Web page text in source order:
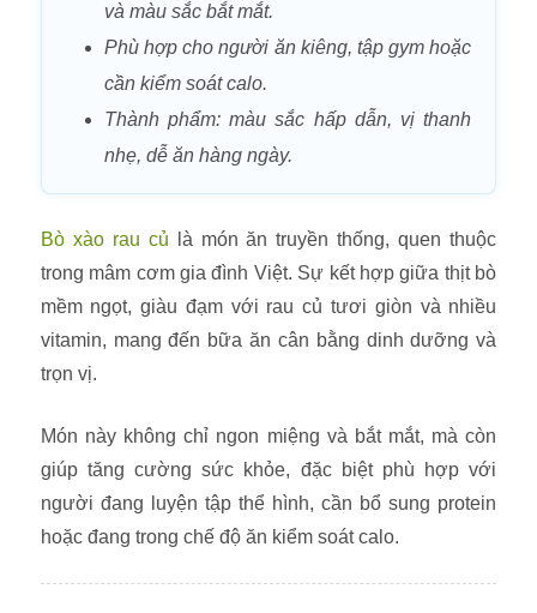
và màu sắc bắt mắt.
Phù hợp cho người ăn kiêng, tập gym hoặc
cần kiểm soát calo.
Thành phẩm: màu sắc hấp dẫn, vị thanh
nhẹ, dễ ăn hàng ngày.
Bò xào rau củ là món ăn truyền thống, quen thuộc
trong mâm cơm gia đình Việt. Sự kết hợp giữa thịt bò
mềm ngọt, giàu đạm với rau củ tươi giòn và nhiều
vitamin, mang đến bữa ăn cân bằng dinh dưỡng và
trọn vị.
Món này không chỉ ngon miệng và bắt mắt, mà còn
giúp tăng cường sức khỏe, đặc biệt phù hợp với
người đang luyện tập thể hình, cần bổ sung protein
hoặc đang trong chế độ ăn kiểm soát calo.